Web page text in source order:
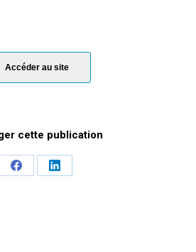
Accéder au site
Share
Share